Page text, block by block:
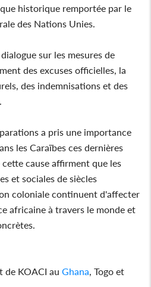
historique remportée par le
des Nations Unies.
sur les mesures de
des excuses officielles, la
des indemnisations et des
a pris une importance
les Caraïbes ces dernières
cette cause affirment que les
et sociales de siècles
coloniale continuent d'affecter
africaine à travers le monde et
de KOACI auGhana , Togo et